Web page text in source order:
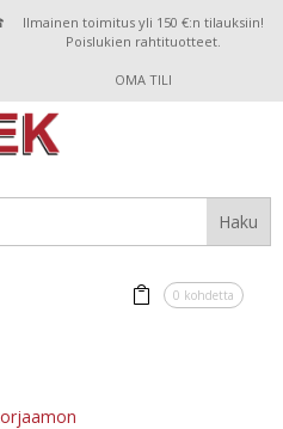
Ilmainen toimitus yli 150 €:n tilauksiin!
Poislukien rahtituotteet.
OMA TILI
0 kohdetta